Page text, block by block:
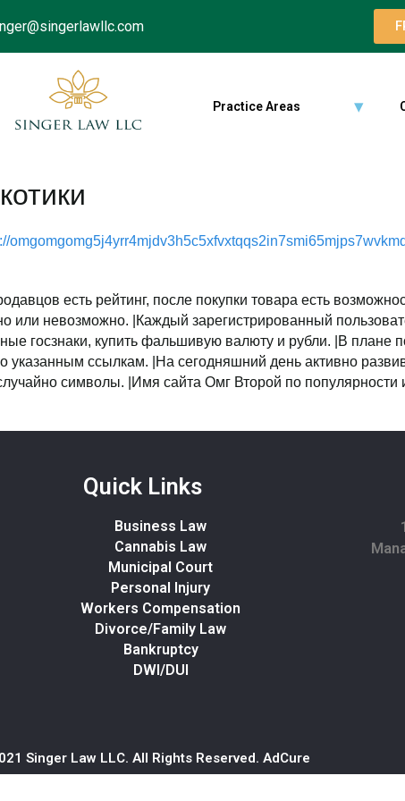
Practice Areas
есть рейтинг, после покупки товара есть
или невозможно. |Каждый зарегистрированный
госзнаки, купить фальшивую валюту и рубли. |В плане
указанным ссылкам. |На сегодняшний день активно
символы. |Имя сайта Омг Второй по популярности
Quick Links
Business Law
Cannabis Law
Municipal Court
Personal Injury
Workers Compensation
Divorce/Family Law
Bankruptcy
DWI/DUI
Singer Law LLC. All Rights Reserved. AdCure